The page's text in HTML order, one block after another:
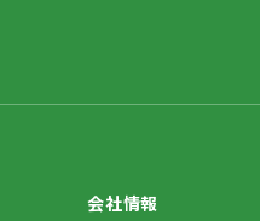
会社情報